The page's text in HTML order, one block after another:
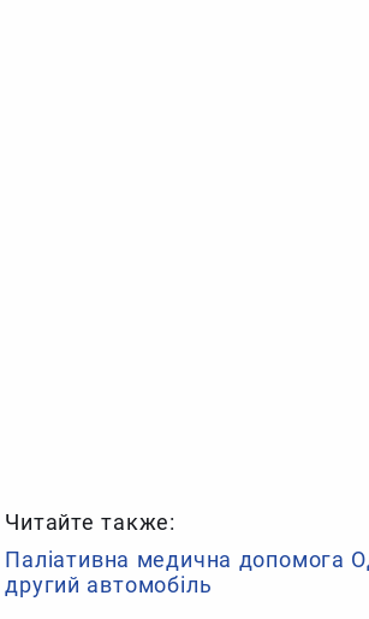
Читайте также:
Паліативна медична допомога
другий автомобіль